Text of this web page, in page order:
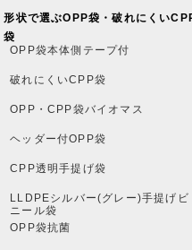
形状で選ぶOPP袋・破れにくい
袋
OPP袋本体側テープ付
破れにくいCPP袋
OPP・CPP袋バイオマス
ヘッダー付OPP袋
CPP透明手提げ袋
LLDPEシルバー(グレー)手提げビ
ニール袋
OPP袋抗菌